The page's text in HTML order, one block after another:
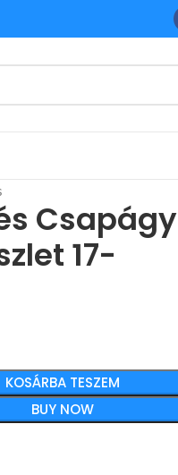
Csapágy
17-
KOSÁRBA TESZEM
BUY NOW